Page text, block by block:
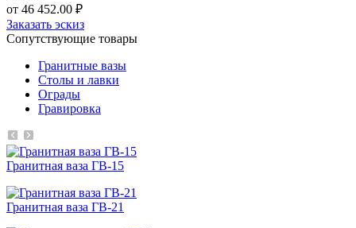
от 46 452.00 ₽
Заказать эскиз
Сопутствующие товары
Гранитные вазы
Столы и лавки
Ограды
Гравировка
Гранитная ваза ГВ-15
Гранитная ваза ГВ-21